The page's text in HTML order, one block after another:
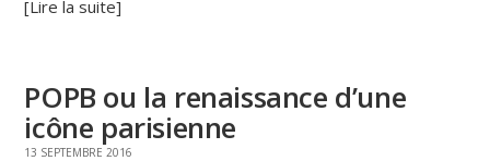
[Lire la suite]
POPB ou la renaissance d’une
icône parisienne
13 SEPTEMBRE 2016